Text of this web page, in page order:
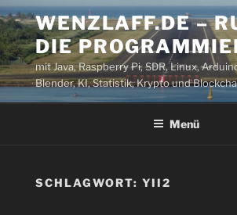
Zum
Inhalt
springen
WENZLAFF.DE –
DIE
mit Java, Raspberry Pi, SDR, Linux,
Blender, KI, Statistik, Krypto und
Menü
SCHLAGWORT: YII2